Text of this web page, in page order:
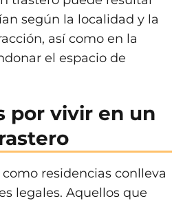
según la localidad y la
así como en la
el espacio de
por vivir en un
residencias conlleva
legales. Aquellos que